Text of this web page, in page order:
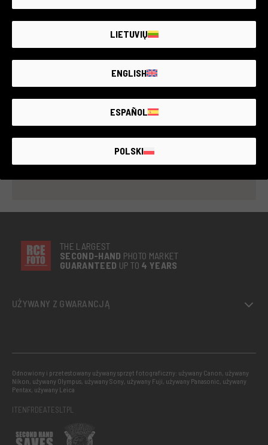
THE LARGEST
SECOND-HAND PHOTO MARKET
GUARANTEED UP TO 4 YEARS
UŻYWANY Z GWARANCJĄ
Odnowiony i przetestowany używany sprzęt fotograficzny: używany Canon, używany
Nikon, używany Olympus, używany Sony, używany Fuji, używany Panasonic, używany
Pentax, używany Leica
ITENFRDEATESLTPL
LIETUVIŲ
ENGLISH
ESPAÑOL
POLSKI